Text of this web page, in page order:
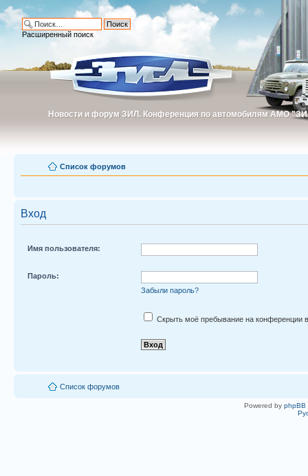
Новости и форум ЗИЛ. Конференция по автомобилям АМО
Новости и форум ЗИЛ. Конференция по автомобилям АМО
Расширенный поиск
Список форумов
Вход
Имя пользователя:
Пароль:
Забыли пароль?
Скрыть моё пребывание на конференции в
Список форумов
Powered by phpBB